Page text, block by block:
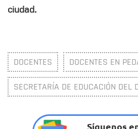
ciudad.
DOCENTES DOCENTES EN
SECRETARÍA DE EDUCACIÓN DEL
Síguenos